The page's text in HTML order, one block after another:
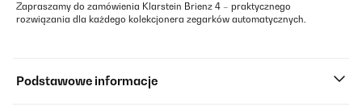
Zapraszamy do zamówienia Klarstein Brienz 4 – praktycznego
rozwiązania dla każdego kolekcjonera zegarków automatycznych.
Podstawowe informacje